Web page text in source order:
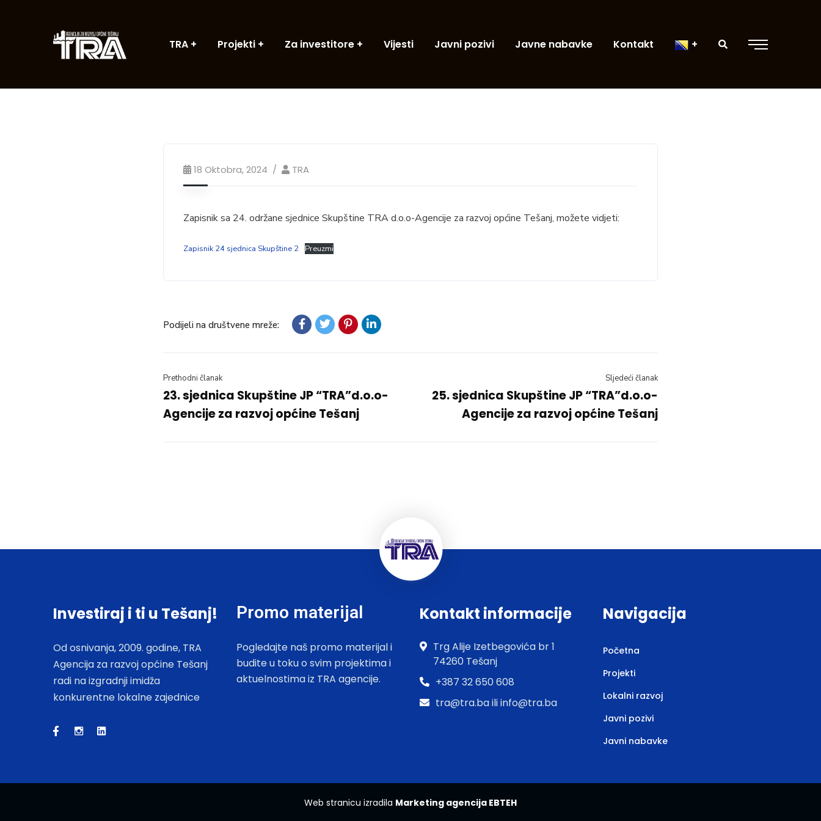
TRA Projekti Za investitore Vijesti Javni pozivi Javne nabavke Kontakt
18 Oktobra, 2024 TRA
Zapisnik sa 24. održane sjednice Skupštine TRA d.o.o-Agencije za razvoj općine Tešanj, možete vidjeti:
Zapisnik 24 sjednica Skupštine 2 Preuzmi
Podijeli na društvene mreže:
Prethodni članak
23. sjednica Skupštine JP “TRA”d.o.o-
Agencije za razvoj općine Tešanj
Sljedeći članak
25. sjednica Skupštine JP “TRA”d.o.o-
Agencije za razvoj općine Tešanj
Investiraj i ti u Tešanj!
Od osnivanja, 2009. godine, TRA
Agencija za razvoj općine Tešanj
radi na izgradnji imidža
konkurentne lokalne zajednice
Promo materijal
Pogledajte naš promo materijal i
budite u toku o svim projektima i
aktuelnostima iz TRA agencije.
Kontakt informacije
Trg Alije Izetbegovića br 1
74260 Tešanj
+387 32 650 608
tra@tra.ba ili info@tra.ba
Navigacija
Početna
Projekti
Lokalni razvoj
Javni pozivi
Javni nabavke
Web stranicu izradila Marketing agencija EBTEH